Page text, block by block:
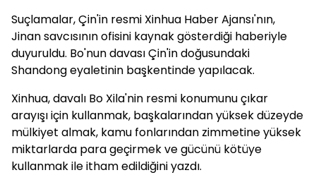
Suçlamalar, Çin'in resmi Xinhua Haber Ajansı'nın,
Jinan savcısının ofisini kaynak gösterdiği haberiyle
duyuruldu. Bo'nun davası Çin'in doğusundaki
Shandong eyaletinin başkentinde yapılacak.
Xinhua, davalı Bo Xila'nin resmi konumunu çıkar
arayışı için kullanmak, başkalarından yüksek düzeyde
mülkiyet almak, kamu fonlarından zimmetine yüksek
miktarlarda para geçirmek ve gücünü kötüye
kullanmak ile itham edildiğini yazdı.